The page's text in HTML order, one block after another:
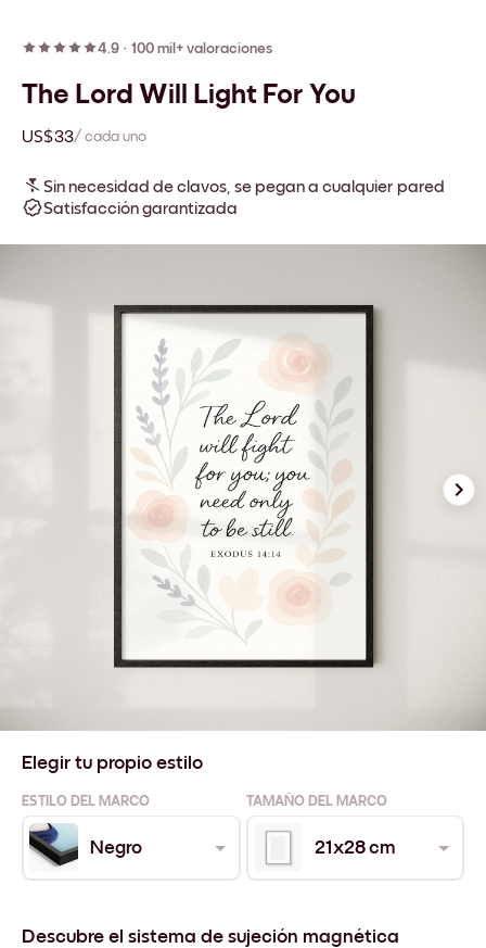
4.9 · 100 mil+ valoraciones
The Lord Will Light For You
US$33/ cada uno
Sin necesidad de clavos, se pegan a cualquier pared
Satisfacción garantizada
Elegir tu propio estilo
ESTILO DEL MARCO TAMAÑO DEL MARCO
Negro 21x28 cm
Descubre el sistema de sujeción magnética